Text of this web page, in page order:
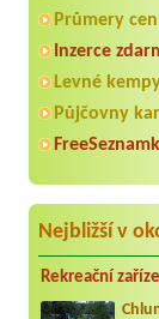
Průmery cen
Inzerce
Levné
Půjčovny
Nejbližší v
Rekreační